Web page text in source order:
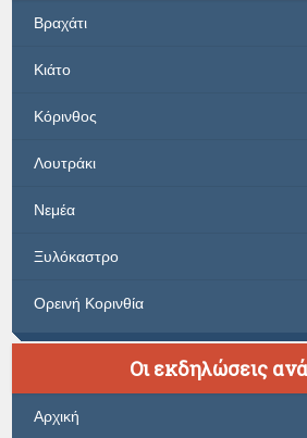
Βραχάτι
Κιάτο
Κόρινθος
Λουτράκι
Νεμέα
Ξυλόκαστρο
Ορεινή Κορινθία
Οι εκδηλώσεις
Αρχική